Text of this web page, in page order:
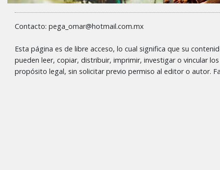
Contacto: pega_omar@hotmail.com.mx
Esta página es de libre acceso, lo cual significa que su
pueden leer, copiar, distribuir, imprimir, investigar o vincular
propósito legal, sin solicitar previo permiso al editor o autor.